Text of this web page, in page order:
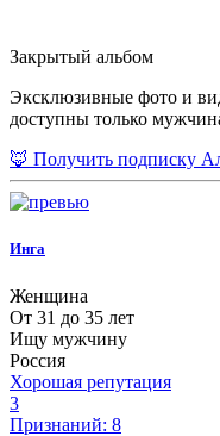
Закрытый альбом
Эксклюзивные фото и
доступны только
🦊 Получить подписку
Инга
Женщина
От 31 до 35 лет
Ищу мужчину
Россия
Хорошая репутация
3
Признаний: 8